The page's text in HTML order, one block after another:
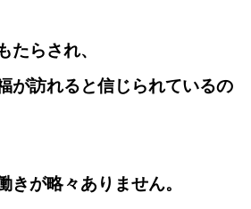
たらされ、
が訪れると信じられているの
きが略々ありません。